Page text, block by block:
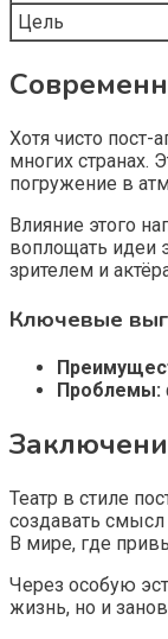
Цель
Хотя чисто
многих странах.
погружение в
Влияние этого
воплощать идеи
зрителем и
Ключевые
Проблемы:
Театр в стиле
создавать
В мире, где
Через особую
жизнь, но и